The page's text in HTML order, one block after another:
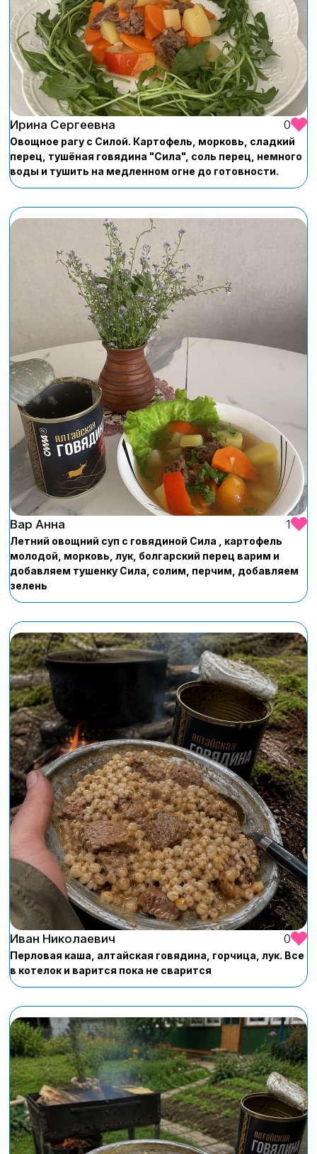
Ирина Сергеевна 0
Овощное рагу с Силой. Картофель, морковь, сладкий
перец, тушёная говядина "Сила", соль перец, немного
воды и тушить на медленном огне до готовности.
Вар Анна 1
Летний овощний суп с говядиной Сила , картофель
молодой, морковь, лук, болгарский перец варим и
добавляем тушенку Сила, солим, перчим, добавляем
зелень
Иван Николаевич 0
Перловая каша, алтайская говядина, горчица, лук. Все
в котелок и варится пока не сварится